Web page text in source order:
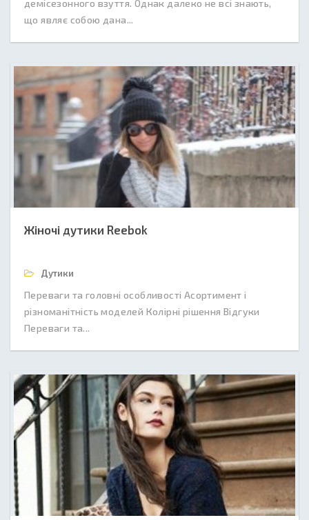
демісезонного взуття. Однак далеко не всі знають,
що являє собою дана...
Жіночі дутики Reebok
Дутики
Переваги та головні особливості Асортимент і
різноманітність моделей Колірні рішення Відгуки
Переваги та...